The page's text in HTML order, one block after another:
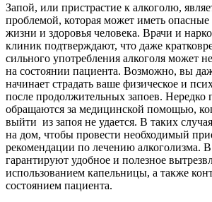
Запой, или пристрастие к алкоголю,
проблемой, которая может иметь опасные
жизни и здоровья человека. Врачи и
клиник подтверждают, что даже
сильного употребления алкоголя может
на состоянии пациента. Возможно, вы
начинает страдать ваше физическое и
после продолжительных запоев. Нередко
обращаются за медицинской помощью,
выйти из запоя не удается. В таких
на дом, чтобы провести необходимый
рекомендации по лечению алкоголизма. В
гарантируют удобное и полезное
использованием капельницы, а также
состоянием пациента.